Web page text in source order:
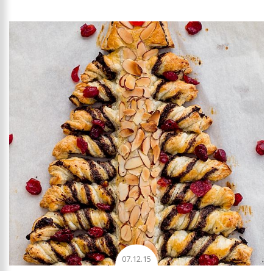
07.12.15